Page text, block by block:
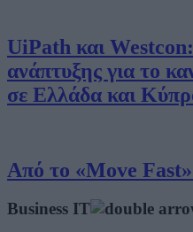
UiPath και
ανάπτυξης για το
σε Ελλάδα και
Από το «Move
Business IT